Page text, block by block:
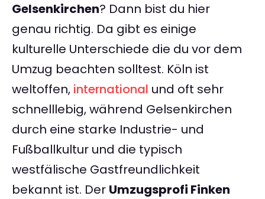
Gelsenkirchen? Dann bist du hier
genau richtig. Da gibt es einige
kulturelle Unterschiede die du vor dem
Umzug beachten solltest. Köln ist
weltoffen, international und oft sehr
schnelllebig, während Gelsenkirchen
durch eine starke Industrie- und
Fußballkultur und die typisch
westfälische Gastfreundlichkeit
bekannt ist. Der Umzugsprofi Finken